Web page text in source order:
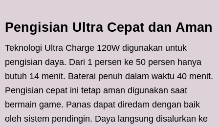
Pengisian Ultra Cepat dan Aman
Teknologi Ultra Charge 120W digunakan untuk
pengisian daya. Dari 1 persen ke 50 persen hanya
butuh 14 menit. Baterai penuh dalam waktu 40 menit.
Pengisian cepat ini tetap aman digunakan saat
bermain game. Panas dapat diredam dengan baik
oleh sistem pendingin. Daya langsung disalurkan ke